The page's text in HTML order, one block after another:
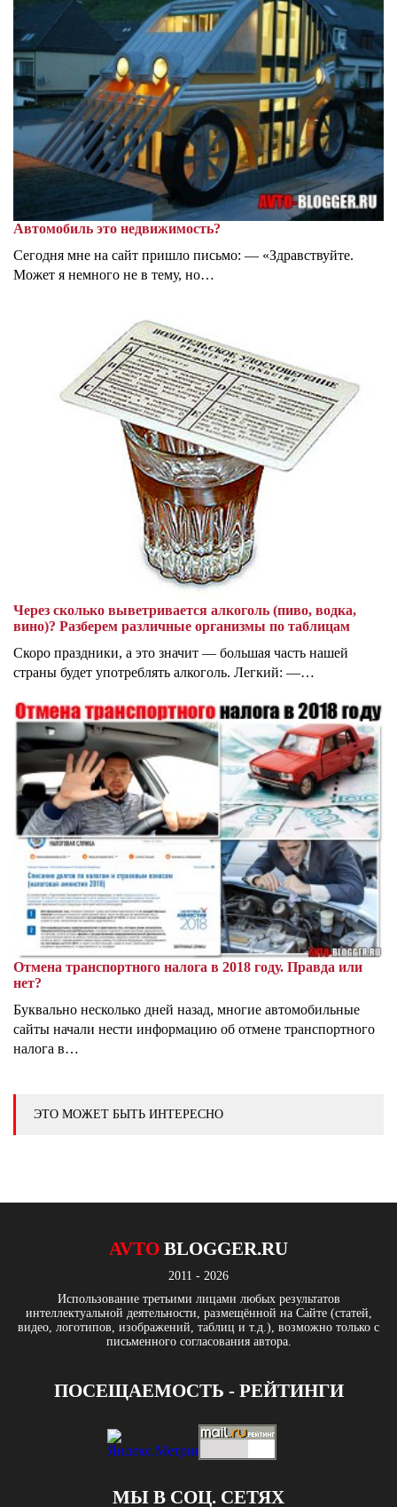
Автомобиль это недвижимость?
Сегодня мне на сайт пришло письмо: — «Здравствуйте.
Может я немного не в тему, но…
Через сколько выветривается алкоголь (пиво, водка,
вино)? Разберем различные организмы по таблицам
Скоро праздники, а это значит — большая часть нашей
страны будет употреблять алкоголь. Легкий: —…
Отмена транспортного налога в 2018 году. Правда или
нет?
Буквально несколько дней назад, многие автомобильные
сайты начали нести информацию об отмене транспортного
налога в…
ЭТО МОЖЕТ БЫТЬ ИНТЕРЕСНО
AVTO BLOGGER.RU
2011 - 2026
Использование третьими лицами любых результатов
интеллектуальной деятельности, размещённой на Сайте (статей,
видео, логотипов, изображений, таблиц и т.д.), возможно только с
письменного согласования автора.
ПОСЕЩАЕМОСТЬ - РЕЙТИНГИ
МЫ В СОЦ. СЕТЯХ